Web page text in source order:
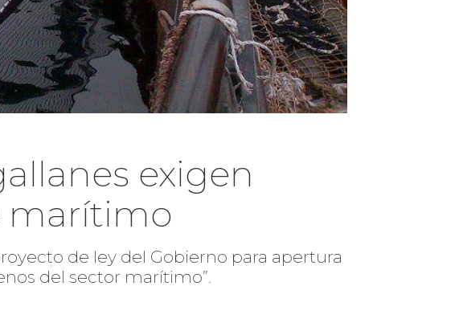
exigen
marítimo
de ley del Gobierno para apertura
del sector marítimo”.